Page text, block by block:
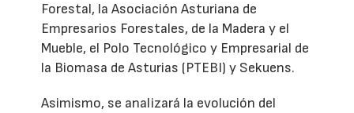
Forestal, la Asociación Asturiana de
Empresarios Forestales, de la Madera y el
Mueble, el Polo Tecnológico y Empresarial de
la Biomasa de Asturias (PTEBI) y Sekuens.
Asimismo, se analizará la evolución del